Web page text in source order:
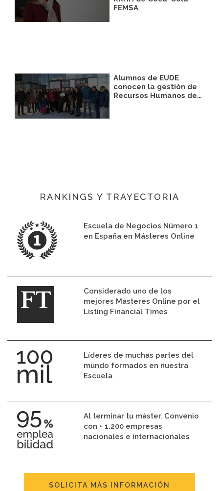
FEMSA
Alumnos de EUDE
conocen la gestión de
Recursos Humanos de…
RANKINGS Y TRAYECTORIA
Escuela de Negocios Número 1
en España en Másteres Online
Considerado uno de los
mejores Másteres Online por el
Listing Financial Times
Líderes de muchas partes del
mundo formados en nuestra
Escuela
Al terminar tu máster. Convenio
con + 1.200 empresas
nacionales e internacionales
SOLICITA MÁS INFORMACIÓN